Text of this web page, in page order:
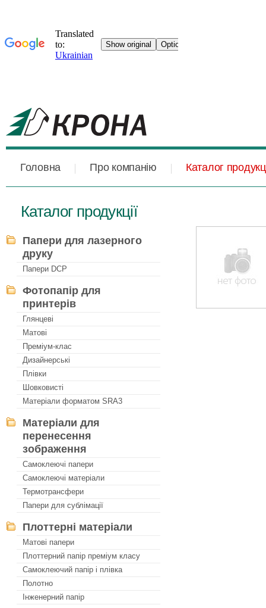
Головна Про компанію Каталог
Каталог продукції
Папери для лазерного
друку
Папери DCP
Фотопапір для
принтерів
Глянцеві
Матові
Преміум-клас
Дизайнерські
Плівки
Шовковисті
Матеріали форматом SRA3
Матеріали для
перенесення
зображення
Самоклеючі папери
Самоклеючі матеріали
Термотрансфери
Папери для сублімації
Плоттерні матеріали
Матові папери
Плоттерний папір преміум класу
Самоклеючий папір і плівка
Полотно
Інженерний папір